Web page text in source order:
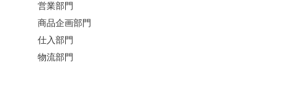
営業部門
商品企画部門
仕入部門
物流部門